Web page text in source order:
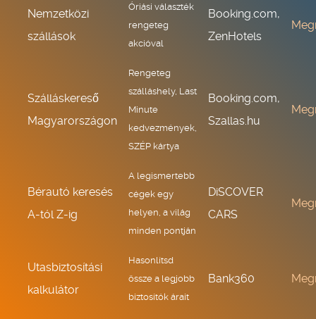
Nemzetközi
szállások
Óriási választék
rengeteg
akcióval
Booking.com,
ZenHotels
Szálláskereső
Magyarországon
Rengeteg
szálláshely, Last
Minute
kedvezmények,
SZÉP kártya
Booking.com,
Szallas.hu
Bérautó keresés
A-tól Z-ig
A legismertebb
cégek egy
helyen, a világ
minden pontján
DiSCOVER
CARS
Utasbiztosítási
kalkulátor
Hasonlítsd
össze a legjobb
biztosítók árait
Bank360